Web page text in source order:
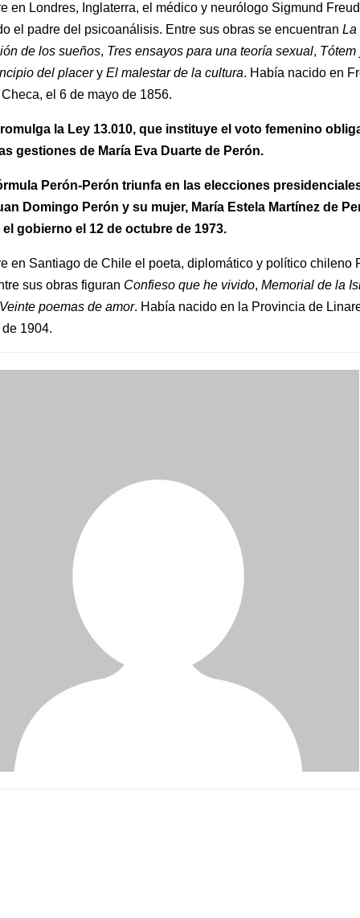
en Londres, Inglaterra, el médico y neurólogo Sigmund
el padre del psicoanálisis. Entre sus obras se encuentran La
de los sueños, Tres ensayos para una teoría sexual, Tótem
del placery El malestar de la cultura. Había nacido en
el 6 de mayo de 1856.
la Ley 13.010, que instituye el voto femenino
gestiones de María Eva Duarte de Perón.
Perón-Perón triunfa en las elecciones
Domingo Perón y su mujer, María Estela Martínez de
gobierno el 12 de octubre de 1973.
en Santiago de Chile el poeta, diplomático y político chileno
sus obras figuran Confieso que he vivido, Memorial de la
Veinte poemas de amor. Había nacido en la Provincia de
1904.